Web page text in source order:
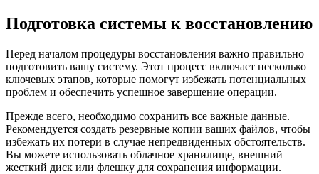
Подготовка системы к восстановлению
Перед началом процедуры восстановления важно правильно
подготовить вашу систему. Этот процесс включает несколько
ключевых этапов, которые помогут избежать потенциальных
проблем и обеспечить успешное завершение операции.
Прежде всего, необходимо сохранить все важные данные.
Рекомендуется создать резервные копии ваших файлов, чтобы
избежать их потери в случае непредвиденных обстоятельств.
Вы можете использовать облачное хранилище, внешний
жесткий диск или флешку для сохранения информации.